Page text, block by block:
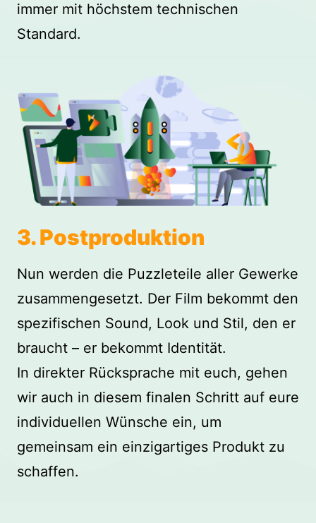
immer mit höchstem technischen
Standard.
3. Postproduktion
Nun werden die Puzzleteile aller Gewerke
zusammengesetzt. Der Film bekommt den
spezifischen Sound, Look und Stil, den er
braucht – er bekommt Identität.
In direkter Rücksprache mit euch, gehen
wir auch in diesem finalen Schritt auf eure
individuellen Wünsche ein, um
gemeinsam ein einzigartiges Produkt zu
schaffen.